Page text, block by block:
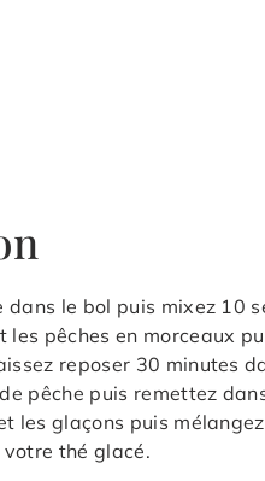
dans le bol puis mixez 10
les pêches en morceaux
reposer 30 minutes
pêche puis remettez
les glaçons puis
votre thé glacé.